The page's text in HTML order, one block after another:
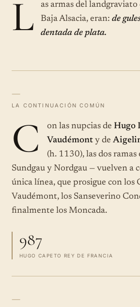
L
as armas del
Baja Alsacia, eran: de
dentada de plata.
—
LA CONTINUACIÓN COMÚN
C on las nupcias de Hugo
Vaudémont y de
(h. 1130), las dos
Sundgau y Nordgau — vuelven a
única línea, que prosigue con los
Vaudémont, los Sanseverino
finalmente los Moncada.
987
HUGO CAPETO REY DE FRANCIA
—